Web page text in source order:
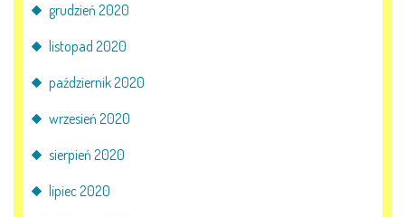
grudzień 2020
listopad 2020
październik 2020
wrzesień 2020
sierpień 2020
lipiec 2020